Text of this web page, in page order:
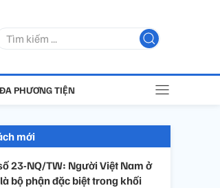
ĐA PHƯƠNG TIỆN
mới
23-NQ/TW: Người Việt Nam ở
bộ phận đặc biệt trong khối